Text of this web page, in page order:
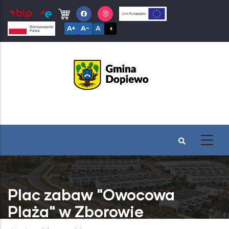
Przejdź
do
treści
A+ A− A ◑
Plac zabaw "Owocowa
Plaża" w Zborowie